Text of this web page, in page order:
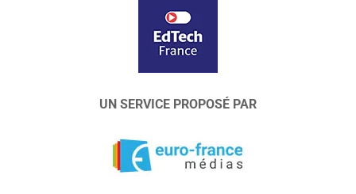
UN SERVICE PROPOSÉ PAR